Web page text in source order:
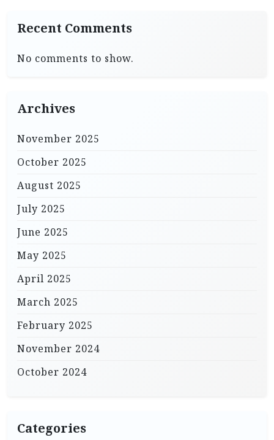
Recent Comments
No comments to show.
Archives
November 2025
October 2025
August 2025
July 2025
June 2025
May 2025
April 2025
March 2025
February 2025
November 2024
October 2024
Categories